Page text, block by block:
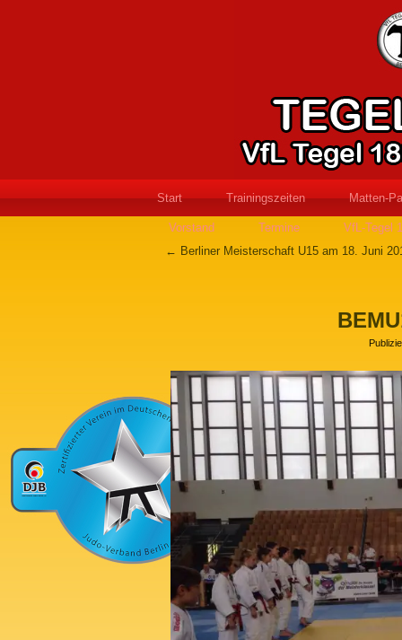
Start Trainingszeiten Matten-
Vorstand Termine
VfL-Tegel
← Berliner Meisterschaft U15 am 18. Juni